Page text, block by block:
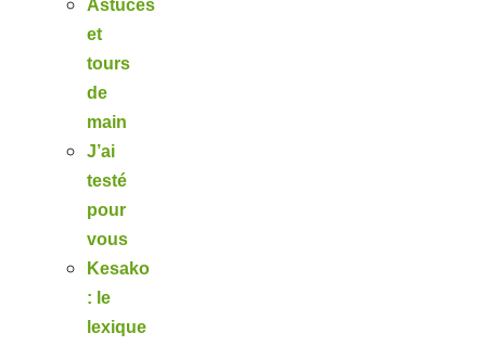
Astuces
et
tours
de
main
J’ai
testé
pour
vous
Kesako
: le
lexique